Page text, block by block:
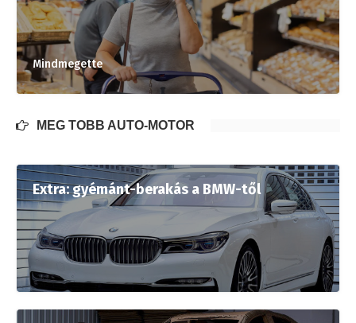
Mindmegette
MÉG TÖBB AUTÓ-MOTOR
Extra: gyémánt-berakás a BMW-től